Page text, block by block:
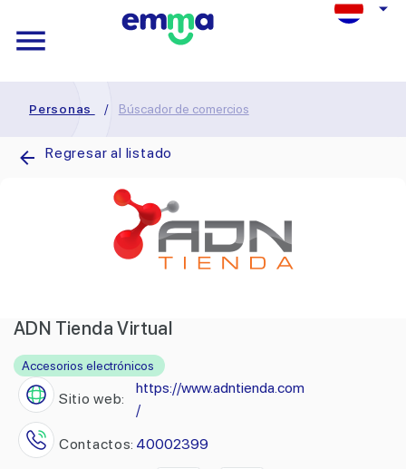
Personas / Búscador de comercios
Regresar al listado
ADN Tienda Virtual
Accesorios electrónicos
Sitio web:
https://www.adntienda.com
/
Contactos: 40002399